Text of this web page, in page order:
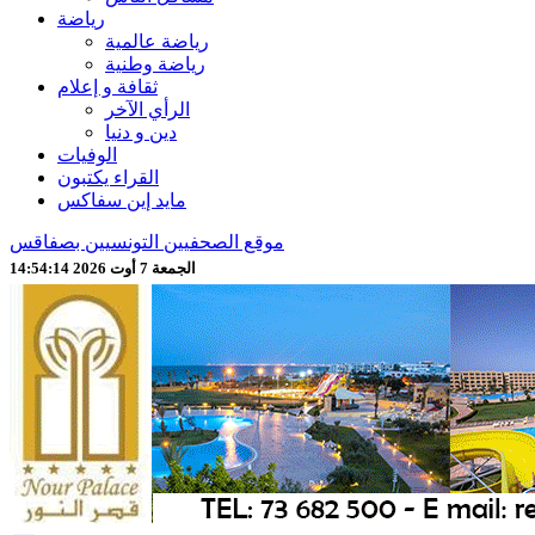
رياضة
رياضة عالمية
رياضة وطنية
ثقافة و إعلام
الرأي الآخر
دين و دنيا
الوفيات
القراء يكتبون
مايد إين سفاكس
موقع الصحفيين التونسيين بصفاقس
الجمعة 7 أوت 2026 14:54:16